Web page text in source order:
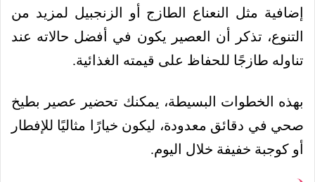
إضافية مثل النعناع الطازج أو الزنجبيل لمزيد من
التنوع، تذكر أن العصير يكون في أفضل حالاته عند
تناوله طازجًا للحفاظ على قيمته الغذائية.
بهذه الخطوات البسيطة، يمكنك تحضير عصير بطيخ
صحي في دقائق معدودة، ليكون خيارًا مثاليًا للإفطار
أو كوجبة خفيفة خلال اليوم.